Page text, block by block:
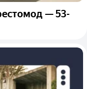
— 53-